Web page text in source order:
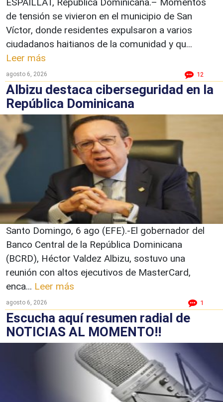
de tensión se vivieron en el municipio de San
Víctor, donde residentes expulsaron a varios
ciudadanos haitianos de la comunidad y qu...
Leer más
agosto 6, 2026 12
Albizu destaca ciberseguridad en la
República Dominicana
Santo Domingo, 6 ago (EFE).-El gobernador del
Banco Central de la República Dominicana
(BCRD), Héctor Valdez Albizu, sostuvo una
reunión con altos ejecutivos de MasterCard,
enca... Leer más
agosto 6, 2026 1
Escucha aquí resumen radial de
NOTICIAS AL MOMENTO!!